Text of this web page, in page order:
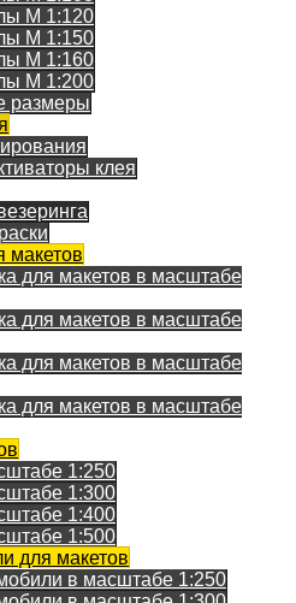
M 1:120
M 1:150
M 1:160
M 1:200
размеры
клея
макетов
для макетов в масштабе
для макетов в масштабе
для макетов в масштабе
для макетов в масштабе
1:250
1:300
1:400
1:500
для макетов
в масштабе 1:250